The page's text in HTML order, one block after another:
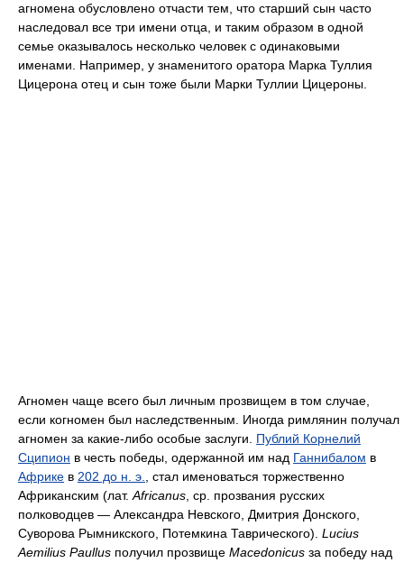
агномена обусловлено отчасти тем, что старший сын часто
наследовал все три имени отца, и таким образом в одной
семье оказывалось несколько человек с одинаковыми
именами. Например, у знаменитого оратора Марка Туллия
Цицерона отец и сын тоже были Марки Туллии Цицероны.
Агномен чаще всего был личным прозвищем в том случае,
если когномен был наследственным. Иногда римлянин получал
агномен за какие-либо особые заслуги. Публий Корнелий
Сципион в честь победы, одержанной им над Ганнибалом в
Африке в 202 до н. э.
, стал именоваться торжественно
Африканским (лат. Africanus , ср. прозвания русских
полководцев — Александра Невского, Дмитрия Донского,
Суворова Рымникского, Потемкина Таврического). Lucius
Aemilius Paullus получил прозвище Macedonicus за победу над